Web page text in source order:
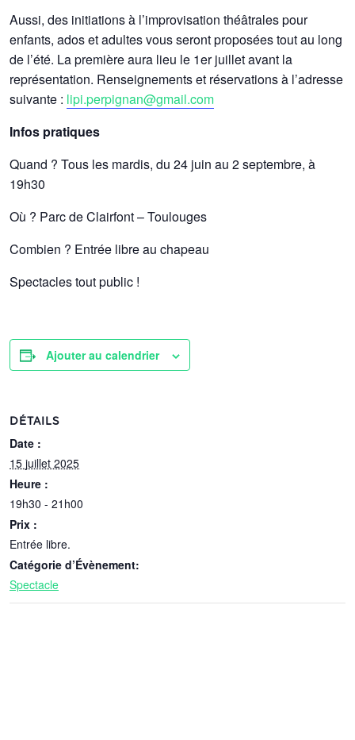
Aussi, des initiations à l’improvisation théâtrales pour
enfants, ados et adultes vous seront proposées tout au long
de l’été. La première aura lieu le 1er juillet avant la
représentation. Renseignements et réservations à l’adresse
suivante : lipi.perpignan@gmail.com
Infos pratiques
Quand ? Tous les mardis, du 24 juin au 2 septembre, à
19h30
Où ? Parc de Clairfont – Toulouges
Combien ? Entrée libre au chapeau
Spectacles tout public !
Ajouter au calendrier
DÉTAILS
Date :
15 juillet 2025
Heure :
19h30 - 21h00
Prix :
Entrée libre.
Catégorie d’Évènement:
Spectacle